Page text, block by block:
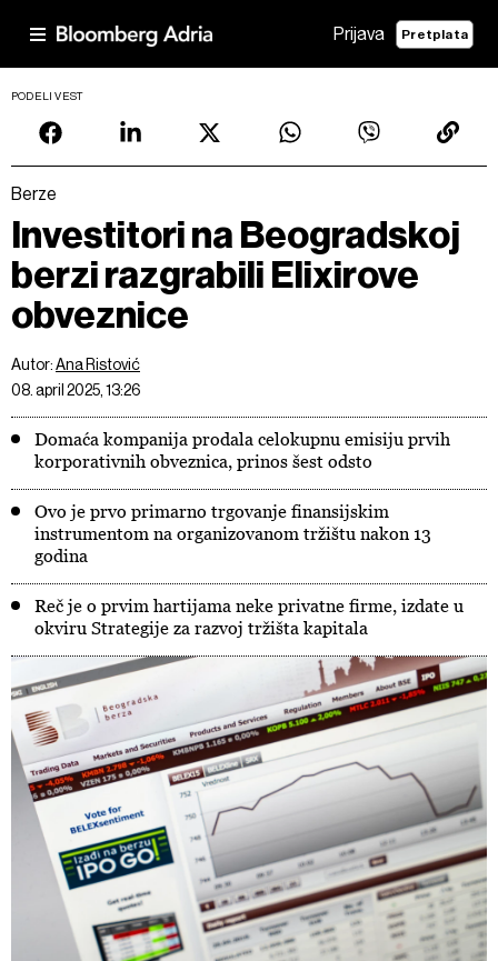
Prijava Pretplata
PODELI VEST
Berze
Investitori na Beogradskoj
berzi razgrabili Elixirove
obveznice
Autor:Ana Ristović
08. april 2025, 13:26
Domaća kompanija prodala celokupnu emisiju prvih
korporativnih obveznica, prinos šest odsto
Ovo je prvo primarno trgovanje finansijskim
instrumentom na organizovanom tržištu nakon 13
godina
Reč je o prvim hartijama neke privatne firme, izdate u
okviru Strategije za razvoj tržišta kapitala